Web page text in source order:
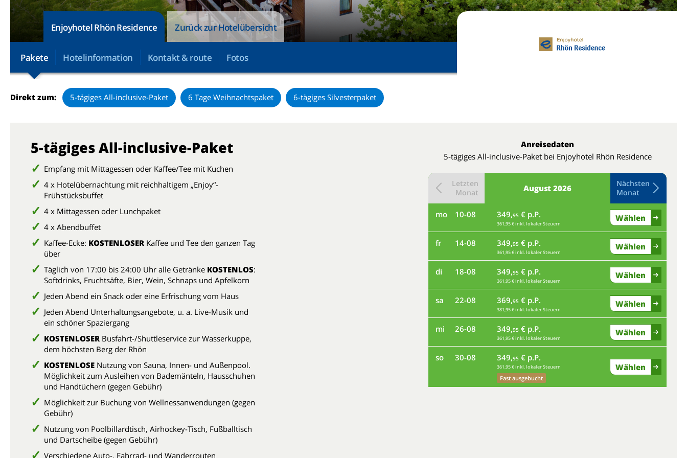
Enjoyhotel Rhön Residence Zurück zur Hotelübersicht
Pakete Hotelinformation Kontakt & route Fotos
Direkt zum: 5-tägiges All-inclusive-Paket 6 Tage Weihnachtspaket 6-tägiges Silvesterpaket
5-tägiges All-inclusive-Paket
Empfang mit Mittagessen oder Kaffee/Tee mit Kuchen
4 x Hotelübernachtung mit reichhaltigem „Enjoy“-
Frühstücksbuffet
4 x Mittagessen oder Lunchpaket
4 x Abendbuffet
Kaffee-Ecke: KOSTENLOSER Kaffee und Tee den ganzen Tag
über
Täglich von 17:00 bis 24:00 Uhr alle Getränke KOSTENLOS:
Softdrinks, Fruchtsäfte, Bier, Wein, Schnaps und Apfelkorn
Jeden Abend ein Snack oder eine Erfrischung vom Haus
Jeden Abend Unterhaltungsangebote, u. a. Live-Musik und
ein schöner Spaziergang
KOSTENLOSER Busfahrt-/Shuttleservice zur Wasserkuppe,
dem höchsten Berg der Rhön
KOSTENLOSE Nutzung von Sauna, Innen- und Außenpool.
Möglichkeit zum Ausleihen von Bademänteln, Hausschuhen
und Handtüchern (gegen Gebühr)
Möglichkeit zur Buchung von Wellnessanwendungen (gegen
Gebühr)
Nutzung von Poolbillardtisch, Airhockey-Tisch, Fußballtisch
und Dartscheibe (gegen Gebühr)
Verschiedene Auto-, Fahrrad- und Wanderrouten
Anreisedaten
5-tägiges All-inclusive-Paket bei Enjoyhotel Rhön Residence
August 2026
Letzten
Monat
Nächsten
Monat
mo 10-08 349,95 € p.P.
361,95 € inkl. lokaler Steuern
Wählen
fr 14-08 349,95 € p.P.
361,95 € inkl. lokaler Steuern
Wählen
di 18-08 349,95 € p.P.
361,95 € inkl. lokaler Steuern
Wählen
sa 22-08 369,95 € p.P.
381,95 € inkl. lokaler Steuern
Wählen
mi 26-08 349,95 € p.P.
361,95 € inkl. lokaler Steuern
Wählen
so 30-08 349,95 € p.P.
361,95 € inkl. lokaler Steuern
Fast ausgebucht
Wählen